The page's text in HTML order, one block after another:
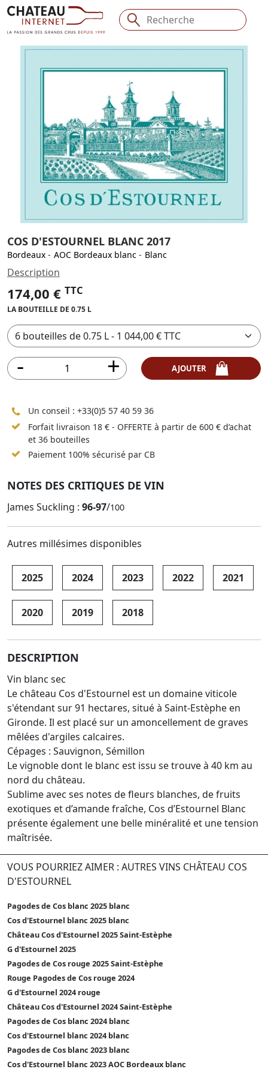
COS D'ESTOURNEL BLANC 2017
Bordeaux - AOC Bordeaux blanc - Blanc
Description
174,00 € TTC
LA BOUTEILLE DE 0.75 L
Un conseil : +33(0)5 57 40 59 36
Forfait livraison 18 € - OFFERTE à partir de 600 € d’achat
et 36 bouteilles
Paiement 100% sécurisé par CB
NOTES DES CRITIQUES DE VIN
James Suckling : 96-97/100
Autres millésimes disponibles
2025 2024 2023 2022 2021
2020 2019 2018
DESCRIPTION
Vin blanc sec
Le château Cos d'Estournel est un domaine viticole
s'étendant sur 91 hectares, situé à Saint-Estèphe en
Gironde. Il est placé sur un amoncellement de graves
mêlées d'argiles calcaires.
Cépages : Sauvignon, Sémillon
Le vignoble dont le blanc est issu se trouve à 40 km au
nord du château.
Sublime avec ses notes de fleurs blanches, de fruits
exotiques et d’amande fraîche, Cos d’Estournel Blanc
présente également une belle minéralité et une tension
maîtrisée.
VOUS POURRIEZ AIMER : AUTRES VINS CHÂTEAU COS
D'ESTOURNEL
Pagodes de Cos blanc 2025 blanc
Cos d'Estournel blanc 2025 blanc
Château Cos d'Estournel 2025 Saint-Estèphe
G d'Estournel 2025
Pagodes de Cos rouge 2025 Saint-Estèphe
Rouge Pagodes de Cos rouge 2024
G d'Estournel 2024 rouge
Château Cos d'Estournel 2024 Saint-Estèphe
Pagodes de Cos blanc 2024 blanc
Cos d'Estournel blanc 2024 blanc
Pagodes de Cos blanc 2023 blanc
Cos d'Estournel blanc 2023 AOC Bordeaux blanc